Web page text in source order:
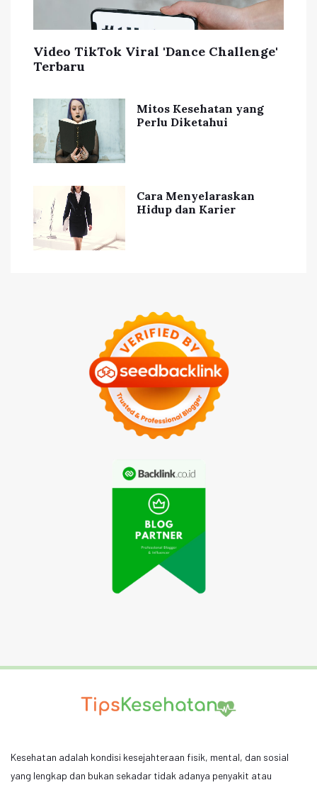
Video TikTok Viral 'Dance Challenge'
Terbaru
Mitos Kesehatan yang
Perlu Diketahui
Cara Menyelaraskan
Hidup dan Karier
Kesehatan adalah kondisi kesejahteraan fisik, mental, dan sosial
yang lengkap dan bukan sekadar tidak adanya penyakit atau